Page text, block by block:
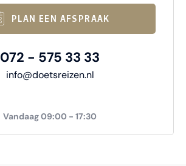
PLAN EEN AFSPRAAK
072 - 575 33 33
info@doetsreizen.nl
Vandaag 09:00 - 17:30